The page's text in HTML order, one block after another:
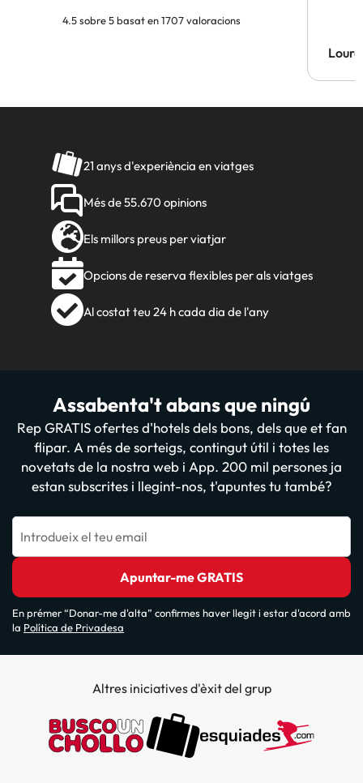
4.5 sobre 5 basat en 1707 valoracions
21 anys d'experiència en viatges
Més de 55.670 opinions
Els millors preus per viatjar
Opcions de reserva flexibles per als viatges
Al costat teu 24 h cada dia de l'any
Assabenta't abans que ningú
Rep GRATIS ofertes d'hotels dels bons, dels que et fan
flipar. A més de sorteigs, contingut útil i totes les
novetats de la nostra web i App. 200 mil persones ja
estan subscrites i llegint-nos, t'apuntes tu també?
Introdueix el teu email
Apuntar-me GRATIS
En prémer “Donar-me d'alta” confirmes haver llegit i estar d'acord amb
la Política de Privadesa
Altres iniciatives d'èxit del grup